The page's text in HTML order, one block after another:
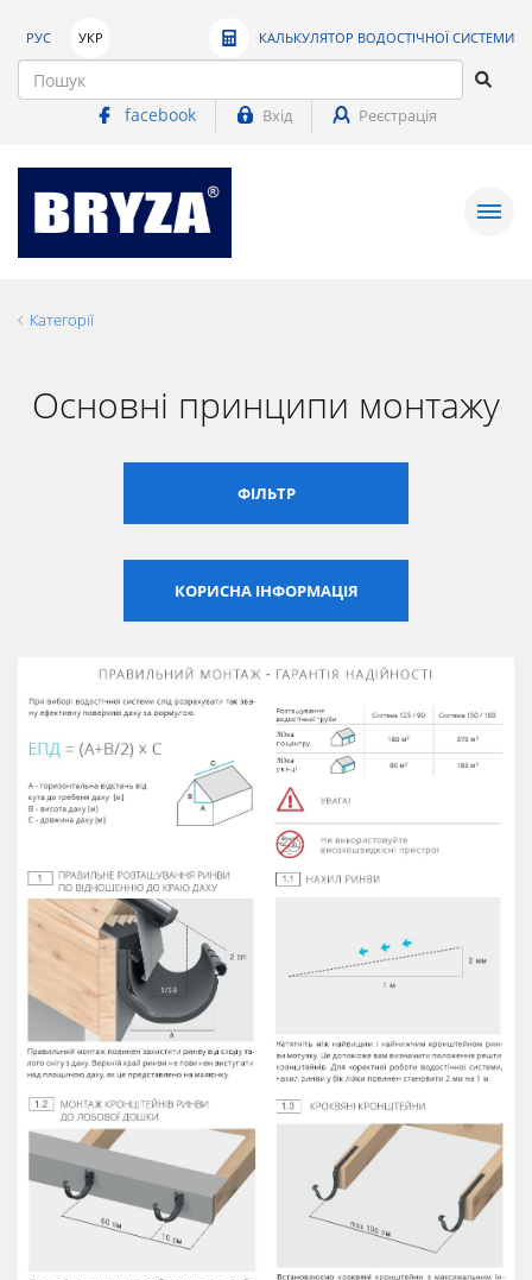
РУС УКР КАЛЬКУЛЯТОР ВОДОСТІЧНОЇ СИСТЕМИ
facebook Вхід Реєстрація
Категорії
Основні принципи монтажу
ФІЛЬТР
КОРИСНА ІНФОРМАЦІЯ